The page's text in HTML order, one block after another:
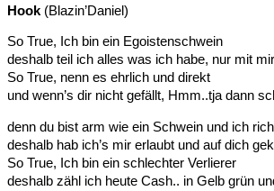
Hook (Blazin’Daniel)
So True, Ich bin ein Egoistenschwein
deshalb teil ich alles was ich habe, nur mit
So True, nenn es ehrlich und direkt
und wenn’s dir nicht gefällt, Hmm..tja dann
denn du bist arm wie ein Schwein und ich
deshalb hab ich’s mir erlaubt und auf dich
So True, Ich bin ein schlechter Verlierer
deshalb zähl ich heute Cash.. in Gelb grün